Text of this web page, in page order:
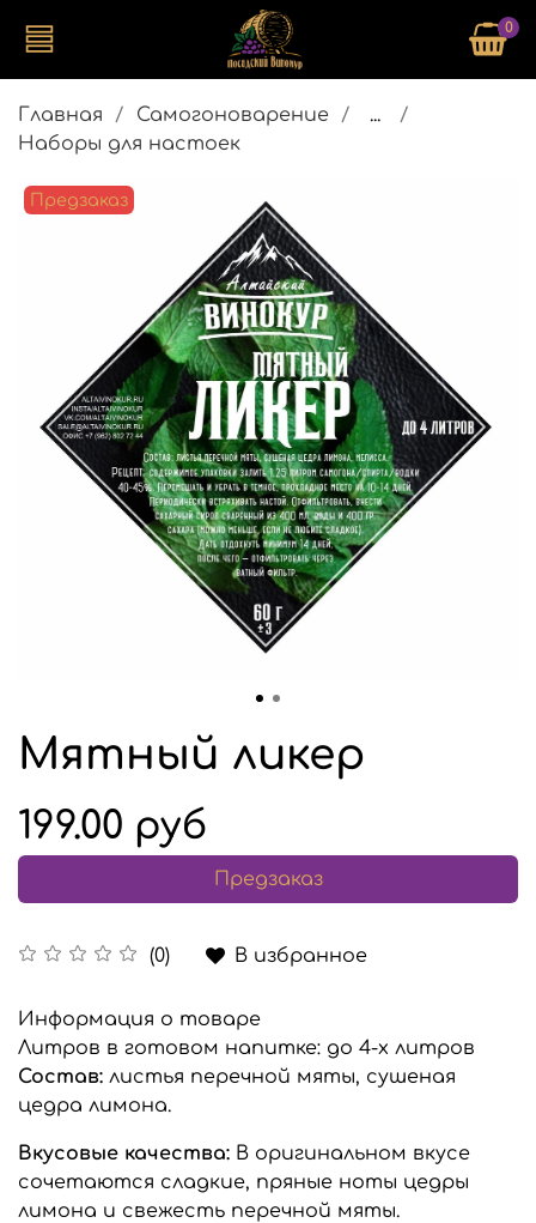
0
Главная Самогоноварение
...
Наборы для настоек
Предзаказ
Мятный ликер
(0) В избранное
199.00 руб
Предзаказ
Информация о товаре
Литров в готовом напитке: до 4-х литров
Состав: листья перечной мяты, сушеная
цедра лимона.
Вкусовые качества: В оригинальном вкусе
сочетаются сладкие, пряные ноты цедры
лимона и свежесть перечной мяты.